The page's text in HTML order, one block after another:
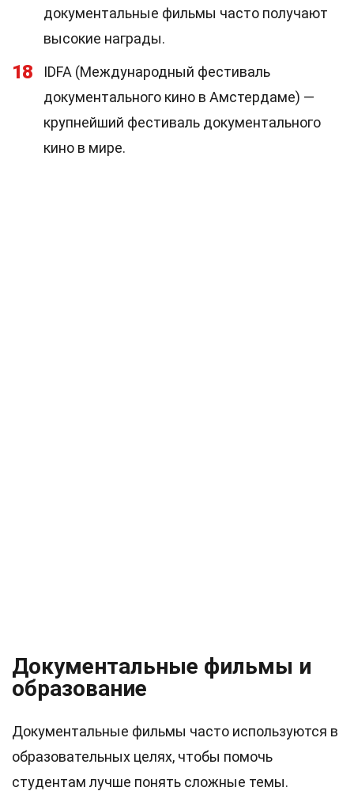
документальные фильмы часто получают
высокие награды.
18
IDFA (Международный фестиваль
документального кино в Амстердаме) —
крупнейший фестиваль документального
кино в мире.
Документальные фильмы и
образование
Документальные фильмы часто используются в
образовательных целях, чтобы помочь
студентам лучше понять сложные темы.